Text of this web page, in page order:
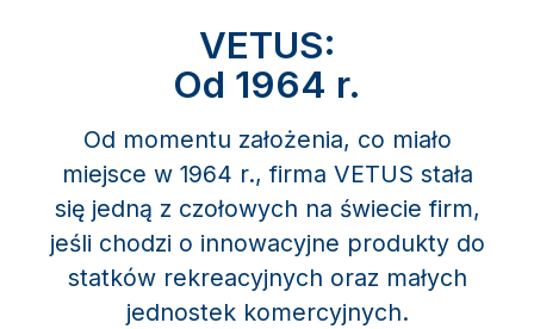
VETUS:
Od 1964 r.
Od momentu założenia, co miało
miejsce w 1964 r., firma VETUS stała
się jedną z czołowych na świecie firm,
jeśli chodzi o innowacyjne produkty do
statków rekreacyjnych oraz małych
jednostek komercyjnych.